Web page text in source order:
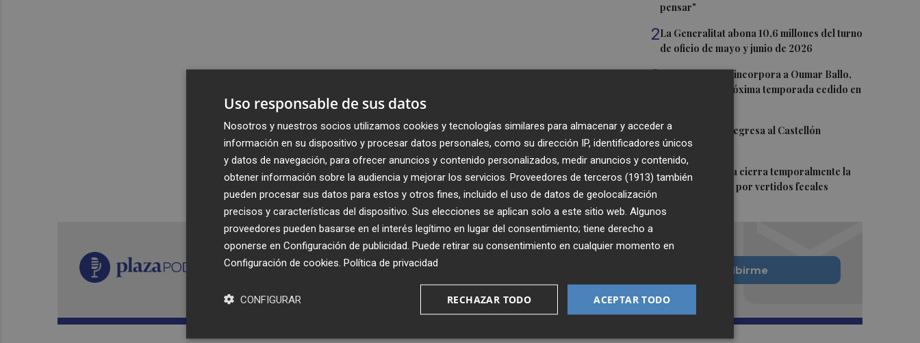
pensar"
2La Generalitat abona 10,6 millones del turno
de oficio de mayo y junio de 2026
3Valencia Basket incorpora a Oumar Ballo,
que jugará la próxima temporada cedido en
4David Cubillas regresa al Castellón
5 Teulada Moraira cierra temporalmente la
playa del Portet por vertidos fecales
Recibe toda la actualidad de
Plaza Podcast en tu correo
Quiero suscribirme
Uso responsable de sus datos
Nosotros y nuestros socios utilizamos cookies y tecnologías similares para almacenar y acceder a
información en su dispositivo y procesar datos personales, como su dirección IP, identificadores únicos
y datos de navegación, para ofrecer anuncios y contenido personalizados, medir anuncios y contenido,
obtener información sobre la audiencia y mejorar los servicios. Proveedores de terceros (1913) también
pueden procesar sus datos para estos y otros fines, incluido el uso de datos de geolocalización
precisos y características del dispositivo. Sus elecciones se aplican solo a este sitio web. Algunos
proveedores pueden basarse en el interés legítimo en lugar del consentimiento; tiene derecho a
oponerse en Configuración de publicidad . Puede retirar su consentimiento en cualquier momento en
Configuración de cookies Política de privacidad
ACEPTAR TODO
RECHAZAR TODO
CONFIGURAR